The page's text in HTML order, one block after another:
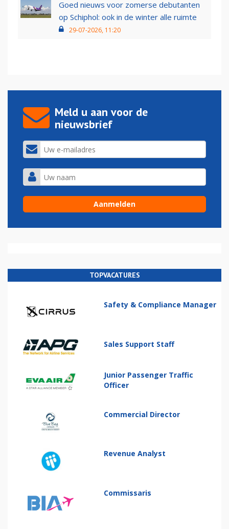
Goed nieuws voor zomerse debutanten
op Schiphol: ook in de winter alle ruimte
29-07-2026, 11:20
Meld u aan voor de
nieuwsbrief
TOPVACATURES
Safety & Compliance Manager
Sales Support Staff
Junior Passenger Traffic
Officer
Commercial Director
Revenue Analyst
Commissaris